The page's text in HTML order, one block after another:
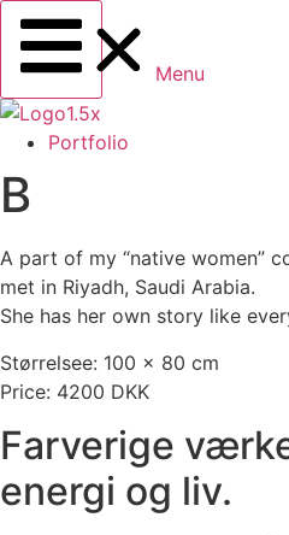
Menu
Portfolio
B
A part of my “native women”
met in Riyadh, Saudi Arabia.
She has her own story like
Størrelsee: 100 x 80 cm
Price: 4200 DKK
Farverige
energi og liv.